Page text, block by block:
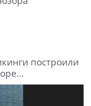
построили